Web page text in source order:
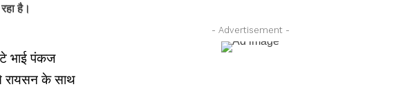
है।
भाई पंकज
रायसन के साथ
- Advertisement -